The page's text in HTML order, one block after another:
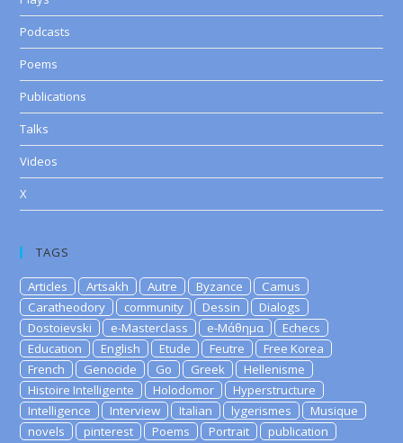
Podcasts
Poems
Publications
Talks
Videos
X
TAGS
Articles Artsakh Autre Byzance
Camus
Caratheodory
community Dessin
Dialogs
Dostoievski
e-Masterclass e-Μάθημα
Echecs
Education
English Etude Feutre
Free Korea
French
Genocide Go Greek
Hellenisme
Histoire Intelligente
Holodomor
Hyperstructure
Intelligence
Interview Italian lygerismes
Musique
novels
pinterest Poems Portrait
publication